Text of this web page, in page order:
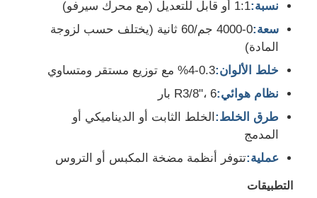
جولة في المعمل
ضبط الجودة
اتصل بنا
نسبة:1:1 أو قابل للتعديل (مع محرك سيرفو)
سعة:
0-4000 جم/60 ثانية (يختلف حسب لزوجة
المادة)
خلط الألوان:0.3-4% مع توزيع مستقر ومتساوي
نظام هوائي:R3/8"، 6 بار
طرق الخلط: الخلط الثابت أو الديناميكي أو
المدمج
عملية:تتوفر أنظمة مضخة المكبس أو التروس
التطبيقات